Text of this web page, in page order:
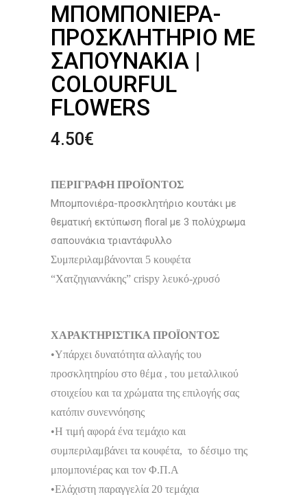
ΜΠΟΜΠΟΝΙΈΡΑ-
ΠΡΟΣΚΛΗΤΉΡΙΟ ΜΕ
ΣΑΠΟΥΝΆΚΙΑ |
COLOURFUL
FLOWERS
4.50€
ΠΕΡΙΓΡΑΦΗ ΠΡΟΪΟΝΤΟΣ
Μπομπονιέρα-προσκλητήριο κουτάκι με
θεματική εκτύπωση floral με 3 πολύχρωμα
σαπουνάκια τριαντάφυλλο
Συμπεριλαμβάνονται 5 κουφέτα
“Χατζηγιαννάκης” crispy λευκό-χρυσό
ΧΑΡΑΚΤΗΡΙΣΤΙΚΑ ΠΡΟΪΟΝΤΟΣ
•Υπάρχει δυνατότητα αλλαγής του
προσκλητηρίου στο θέμα , του μεταλλικού
στοιχείου και τα χρώματα της επιλογής σας
κατόπιν συνεννόησης
•Η τιμή αφορά ένα τεμάχιο και
συμπεριλαμβάνει τα κουφέτα, το δέσιμο της
μπομπονιέρας και τον Φ.Π.Α
•Ελάχιστη παραγγελία 20 τεμάχια